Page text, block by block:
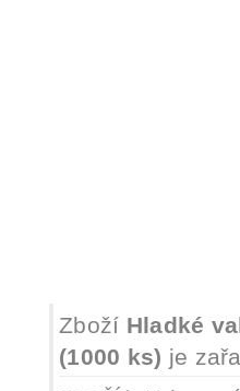
Zboží Hladké
(1000 ks) je